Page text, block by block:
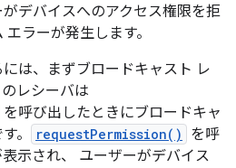
デバイスへのアクセス権限を拒
ラーが発生します。
は、まずブロードキャスト レ
レシーバは
を呼び出したときにブロードキャ
。
requestPermission()
を呼
示され、 ユーザーがデバイス